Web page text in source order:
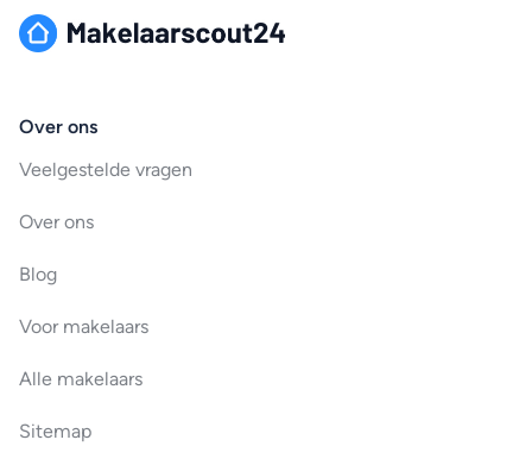
Over ons
Veelgestelde vragen
Over ons
Blog
Voor makelaars
Alle makelaars
Sitemap